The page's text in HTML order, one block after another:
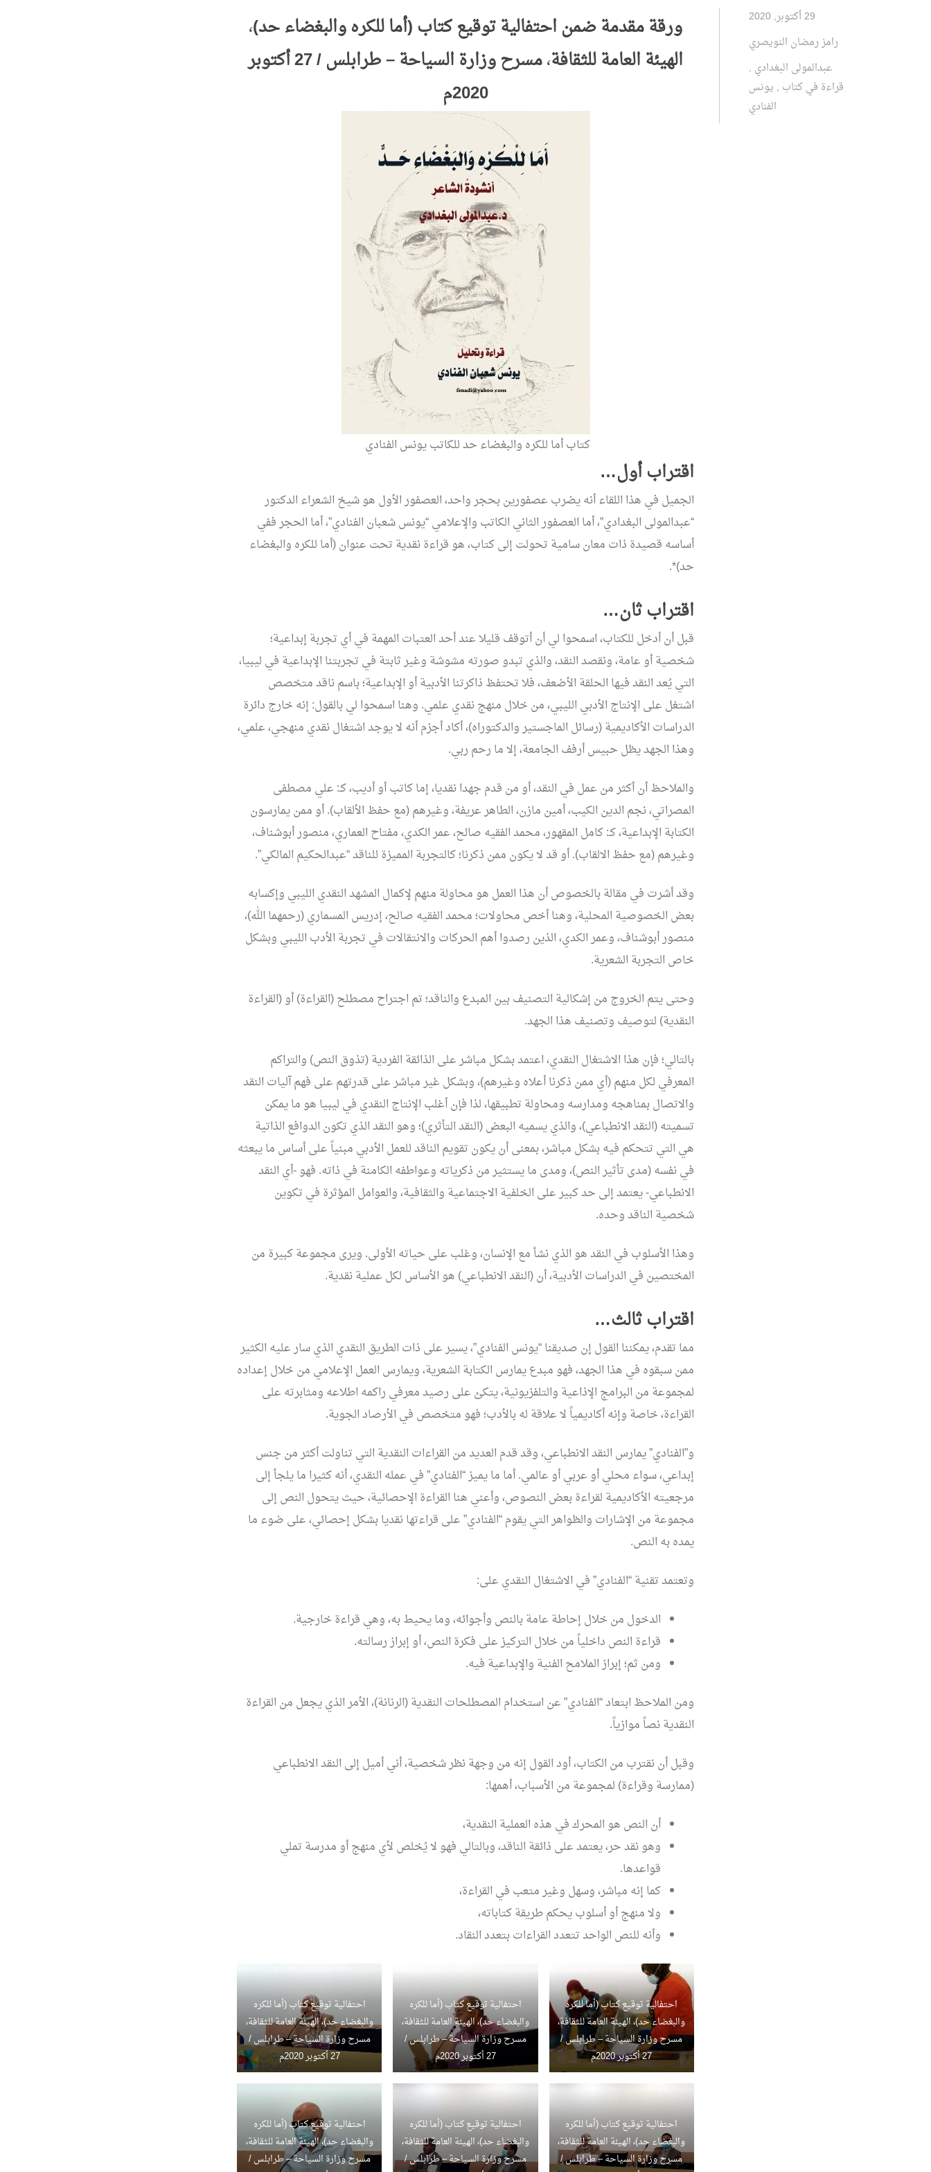
29 أكتوبر, 2020
رامز رمضان النويصري
عبدالمولى البغدادي ,
قراءة في كتاب , يونس
الفنادي
ورقة مقدمة ضمن احتفالية توقيع كتاب (أما للكره والبغضاء حد)،
الهيئة العامة للثقافة،
مسرح وزارة السياحة – طرابلس / 27 أكتوبر
2020م
كتاب أما للكره والبغضاء حد للكاتب يونس الفنادي
اقتراب أول…
الجميل في هذا اللقاء أنه يضرب عصفورين بحجر واحد، العصفور الأول هو شيخ الشعراء الدكتور
“عبدالمولى البغدادي”، أما العصفور الثاني الكاتب والإعلامي “يونس شعبان الفنادي”، أما الحجر ففي
أساسه قصيدة ذات معان سامية تحولت إلى كتاب، هو قراءة نقدية تحت عنوان (أما للكره والبغضاء
حد)*.
اقتراب ثان…
قبل أن أدخل للكتاب، اسمحوا لي أن أتوقف قليلا عند أحد العتبات المهمة في أي تجربة إبداعية؛
شخصية أو عامة، ونقصد النقد، والذي تبدو صورته مشوشة وغير ثابتة في تجربتنا الإبداعية في ليبيا،
التي يُعد النقد فيها الحلقة الأضعف، فلا تحتفظ ذاكرتنا الأدبية أو الإبداعية؛ باسم ناقد متخصص
اشتغل على الإنتاج الأدبي الليبي، من خلال منهج نقدي علمي. وهنا اسمحوا لي بالقول: إنه خارج دائرة
الدراسات الأكاديمية (رسائل الماجستير والدكتوراه)، أكاد أجزم أنه لا يوجد اشتغال نقدي منهجي، علمي،
وهذا الجهد يظل حبيس أرفف الجامعة، إلا ما رحم ربي.
والملاحظ أن أكثر من عمل في النقد، أو من قدم جهدا نقديا، إما كاتب أو أديب، كـ: علي مصطفى
المصراتي، نجم الدين الكيب، أمين مازن، الطاهر عريفة، وغيرهم (مع حفظ الألقاب). أو ممن يمارسون
الكتابة الإبداعية، كـ: كامل المقهور، محمد الفقيه صالح، عمر الكدي، مفتاح العماري، منصور أبوشناف،
وغيرهم (مع حفظ الالقاب). أو قد لا يكون ممن ذكرنا؛ كالتجربة المميزة للناقد “عبدالحكيم المالكي”.
وقد أشرت في مقالة بالخصوص أن هذا العمل هو محاولة منهم لإكمال المشهد النقدي الليبي وإكسابه
بعض الخصوصية المحلية، وهنا أخص محاولات؛ محمد الفقيه صالح، إدريس المسماري (رحمهما الله)،
منصور أبوشناف، وعمر الكدي، الذين رصدوا أهم الحركات والانتقالات في تجربة الأدب الليبي وبشكل
خاص التجربة الشعرية.
وحتى يتم الخروج من إشكالية التصنيف بين المبدع والناقد؛ تم اجتراح مصطلح (القراءة) أو (القراءة
النقدية) لتوصيف وتصنيف هذا الجهد.
بالتالي؛ فإن هذا الاشتغال النقدي، اعتمد بشكل مباشر على الذائقة الفردية (تذوق النص) والتراكم
المعرفي لكل منهم (أي ممن ذكرنا أعلاه وغيرهم)، وبشكل غير مباشر على قدرتهم على فهم آليات النقد
والاتصال بمناهجه ومدارسه ومحاولة تطبيقها، لذا فإن أغلب الإنتاج النقدي في ليبيا هو ما يمكن
تسميته (النقد الانطباعي)، والذي يسميه البعض (النقد التأثري)؛ وهو النقد الذي تكون الدوافع الذاتية
هي التي تتحكم فيه بشكل مباشر، بمعنى أن يكون تقويم الناقد للعمل الأدبي مبنياً على أساس ما يبعثه
في نفسه (مدى تأثير النص)، ومدى ما يستثير من ذكرياته وعواطفه الكامنة في ذاته. فهو -أي النقد
الانطباعي- يعتمد إلى حد كبير على الخلفية الاجتماعية والثقافية، والعوامل المؤثرة في تكوين
شخصية الناقد وحده.
وهذا الأسلوب في النقد هو الذي نشأ مع الإنسان، وغلب على حياته الأولى. ويرى مجموعة كبيرة من
المختصين في الدراسات الأدبية، أن (النقد الانطباعي) هو الأساس لكل عملية نقدية.
اقتراب ثالث…
مما تقدم، يمكننا القول إن صديقنا “يونس الفنادي”، يسير على ذات الطريق النقدي الذي سار عليه الكثير
ممن سبقوه في هذا الجهد، فهو مبدع يمارس الكتابة الشعرية، ويمارس العمل الإعلامي من خلال إعداده
لمجموعة من البرامج الإذاعية والتلفزيونية، يتكئ على رصيد معرفي راكمه اطلاعه ومثابرته على
القراءة، خاصة وإنه أكاديمياً لا علاقة له بالأدب؛ فهو متخصص في الأرصاد الجوية.
و”الفنادي” يمارس النقد الانطباعي، وقد قدم العديد من القراءات النقدية التي تناولت أكثر من جنس
إبداعي، سواء محلي أو عربي أو عالمي. أما ما يميز “الفنادي” في عمله النقدي، أنه كثيرا ما يلجأ إلى
مرجعيته الأكاديمية لقراءة بعض النصوص، وأعني هنا القراءة الإحصائية، حيث يتحول النص إلى
مجموعة من الإشارات والظواهر التي يقوم “الفنادي” على قراءتها نقديا بشكل إحصائي، على ضوء ما
يمده به النص.
وتعتمد تقنية “الفنادي” في الاشتغال النقدي على:
الدخول من خلال إحاطة عامة بالنص وأجوائه، وما يحيط به، وهي قراءة خارجية.
قراءة النص داخلياً من خلال التركيز على فكرة النص، أو إبراز رسالته.
ومن ثم؛ إبراز الملامح الفنية والإبداعية فيه.
ومن الملاحظ ابتعاد “الفنادي” عن استخدام المصطلحات النقدية (الرنانة)، الأمر الذي يجعل من القراءة
النقدية نصاً موازياً.
وقبل أن نقترب من الكتاب، أود القول إنه من وجهة نظر شخصية، أني أميل إلى النقد الانطباعي
(ممارسة وقراءة) لمجموعة من الأسباب، أهمها:
أن النص هو المحرك في هذه العملية النقدية،
وهو نقد حر، يعتمد على ذائقة الناقد، وبالتالي فهو لا يُخلص لأي منهج أو مدرسة تملي
قواعدها.
كما إنه مباشر، وسهل وغير متعب في القراءة،
ولا منهج أو أسلوب يحكم طريقة كتاباته،
وأنه للنص الواحد تتعدد القراءات بتعدد النقاد.
احتفالية توقيع كتاب (أما للكره
والبغضاء حد)، الهيئة العامة للثقافة،
مسرح وزارة السياحة – طرابلس /
27 أكتوبر 2020م
احتفالية توقيع كتاب (أما للكره
والبغضاء حد)، الهيئة العامة للثقافة،
مسرح وزارة السياحة – طرابلس /
27 أكتوبر 2020م
احتفالية توقيع كتاب (أما للكره
والبغضاء حد)، الهيئة العامة للثقافة،
مسرح وزارة السياحة – طرابلس /
27 أكتوبر 2020م
احتفالية توقيع كتاب (أما للكره
والبغضاء حد)، الهيئة العامة للثقافة،
مسرح وزارة السياحة – طرابلس /
احتفالية توقيع كتاب (أما للكره
والبغضاء حد)، الهيئة العامة للثقافة،
مسرح وزارة السياحة – طرابلس /
احتفالية توقيع كتاب (أما للكره
والبغضاء حد)، الهيئة العامة للثقافة،
مسرح وزارة السياحة – طرابلس /